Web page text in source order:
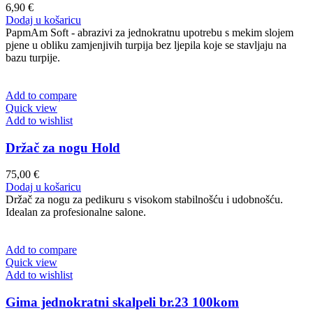
6,90 €
Dodaj u košaricu
PapmAm Soft - abrazivi za jednokratnu upotrebu s mekim slojem
pjene u obliku zamjenjivih turpija bez ljepila koje se stavljaju na
bazu turpije.
Add to compare
Quick view
Add to wishlist
Držač za nogu Hold
75,00 €
Dodaj u košaricu
Držač za nogu za pedikuru s visokom stabilnošću i udobnošću.
Idealan za profesionalne salone.
Add to compare
Quick view
Add to wishlist
Gima jednokratni skalpeli br.23 100kom